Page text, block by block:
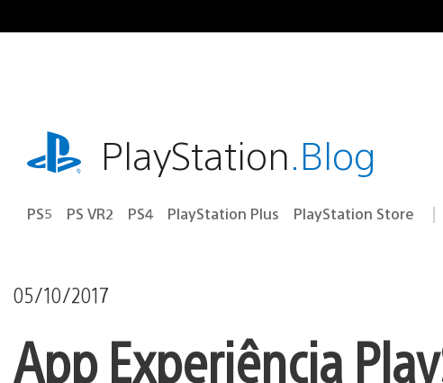
para
playstation.comPlayStation.Blog
PS5 PS VR2 PS4 PlayStation Plus PlayStation Store
05/10/2017
App Experiência